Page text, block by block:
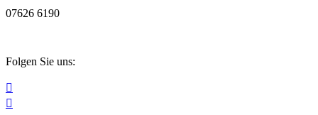
07626 6190
Folgen Sie uns:

